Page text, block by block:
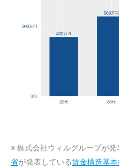
※ 株式会社ウィルグループが発
省が発表している賃金構造基